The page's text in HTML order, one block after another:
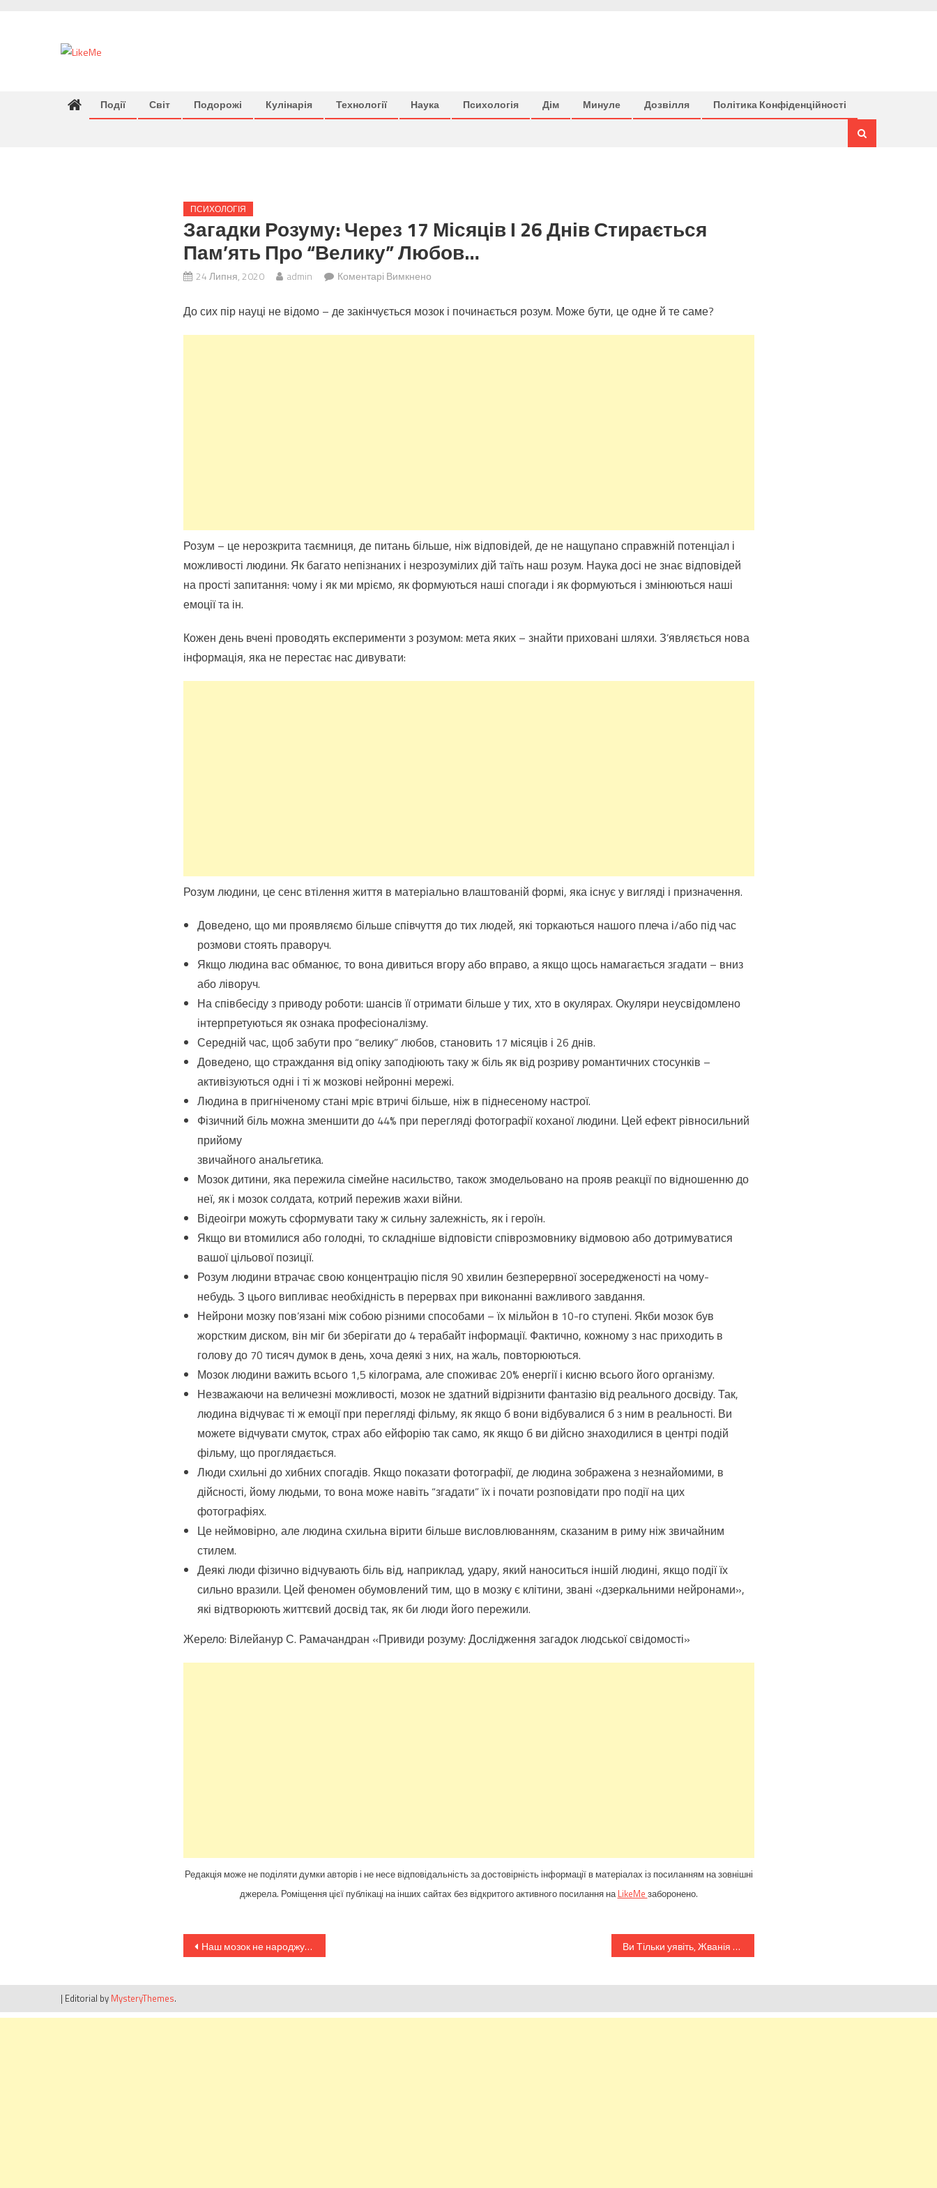
Події Світ Подорожі Кулінарія Технології Наука Психологія Дім Минуле Дозвілля Політика Конфіденційності
ПСИХОЛОГІЯ
Загадки Розуму: Через 17 Місяців І 26 Днів Стирається
Пам’ять Про “велику” Любов…
24 Липня, 2020 admin Коментарі Вимкненодо
розуму:
До сих пір науці не відомо – де закінчується мозок і починається розум. Може бути, це одне й те саме?
Розум – це нерозкрита таємниця, де питань більше, ніж відповідей, де не нащупано справжній потенціал і
можливості людини. Як багато непізнаних і незрозумілих дій таїть наш розум. Наука досі не знає відповідей
на прості запитання: чому і як ми мріємо, як формуються наші спогади і як формуються і змінюються наші
емоції та ін.
Кожен день вчені проводять експерименти з розумом: мета яких – знайти приховані шляхи. З’являється нова
інформація, яка не перестає нас дивувати:
Розум людини, це сенс втілення життя в матеріально влаштованій формі, яка існує у вигляді і призначення.
Доведено, що ми проявляємо більше співчуття до тих людей, які торкаються нашого плеча і/або під час
розмови стоять праворуч.
Якщо людина вас обманює, то вона дивиться вгору або вправо, а якщо щось намагається згадати – вниз
або ліворуч.
На співбесіду з приводу роботи: шансів її отримати більше у тих, хто в окулярах. Окуляри неусвідомлено
інтерпретуються як ознака професіоналізму.
Середній час, щоб забути про “велику” любов, становить 17 місяців і 26 днів.
Доведено, що страждання від опіку заподіюють таку ж біль як від розриву романтичних стосунків –
активізуються одні і ті ж мозкові нейронні мережі.
Людина в пригніченому стані мріє втричі більше, ніж в піднесеному настрої.
Фізичний біль можна зменшити до 44% при перегляді фотографії коханої людини. Цей ефект рівносильний
прийому
звичайного анальгетика.
Мозок дитини, яка пережила сімейне насильство, також змодельовано на прояв реакції по відношенню до
неї, як і мозок солдата, котрий пережив жахи війни.
Відеоігри можуть сформувати таку ж сильну залежність, як і героїн.
Якщо ви втомилися або голодні, то складніше відповісти співрозмовнику відмовою або дотримуватися
вашої цільової позиції.
Розум людини втрачає свою концентрацію після 90 хвилин безперервної зосередженості на чому-
небудь. З цього випливає необхідність в перервах при виконанні важливого завдання.
Нейрони мозку пов’язані між собою різними способами – їх мільйон в 10-го ступені. Якби мозок був
жорстким диском, він міг би зберігати до 4 терабайт інформації. Фактично, кожному з нас приходить в
голову до 70 тисяч думок в день, хоча деякі з них, на жаль, повторюються.
Мозок людини важить всього 1,5 кілограма, але споживає 20% енергії і кисню всього його організму.
Незважаючи на величезні можливості, мозок не здатний відрізнити фантазію від реального досвіду. Так,
людина відчуває ті ж емоції при перегляді фільму, як якщо б вони відбувалися б з ним в реальності. Ви
можете відчувати смуток, страх або ейфорію так само, як якщо б ви дійсно знаходилися в центрі подій
фільму, що проглядається.
Люди схильні до хибних спогадів. Якщо показати фотографії, де людина зображена з незнайомими, в
дійсності, йому людьми, то вона може навіть “згадати” їх і почати розповідати про події на цих
фотографіях.
Це неймовірно, але людина схильна вірити більше висловлюванням, сказаним в риму ніж звичайним
стилем.
Деякі люди фізично відчувають біль від, наприклад, удару, який наноситься іншій людині, якщо події їх
сильно вразили. Цей феномен обумовлений тим, що в мозку є клітини, звані «дзеркальними нейронами»,
які відтворюють життєвий досвід так, як би люди його пережили.
Жерело: Вілейанур С. Рамачандран «Привиди розуму: Дослідження загадок людської свідомості»
Редакція може не поділяти думки авторів і не несе відповідальність за достовірність інформації в матеріалах із посиланням на зовнішні
джерела. Роміщення цієї публікаці на інших сайтах без відкритого активного посилання наLikeMe заборонено.
Навігація
Наш мозок не народжує думки Ви Тільки уявіть, Жванія 65 разів літав до Москви і назад через Мінськ, – ЗМІ
| Editorial by MysteryThemes.